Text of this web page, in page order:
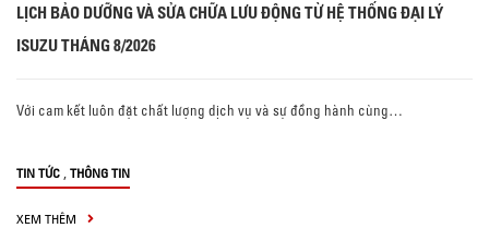
LỊCH BẢO DƯỠNG VÀ SỬA CHỮA LƯU ĐỘNG TỪ HỆ THỐNG ĐẠI LÝ
ISUZU THÁNG 8/2026
Với cam kết luôn đặt chất lượng dịch vụ và sự đồng hành cùng…
TIN TỨC , THÔNG TIN
XEM THÊM